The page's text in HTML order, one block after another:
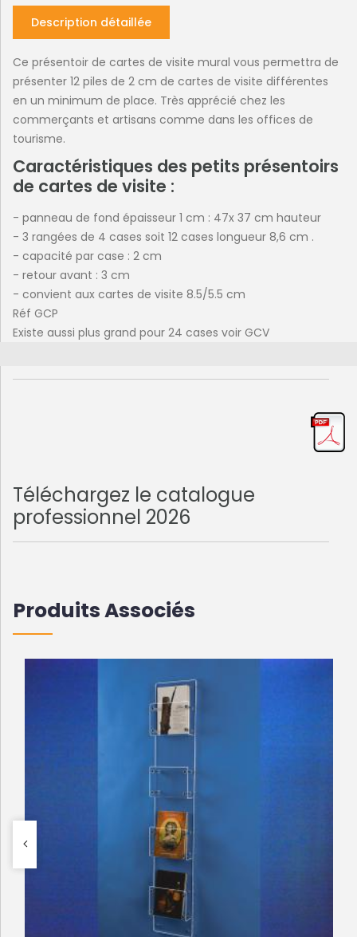
Description détaillée
Ce présentoir de cartes de visite mural vous permettra de
présenter 12 piles de 2 cm de cartes de visite différentes
en un minimum de place. Très apprécié chez les
commerçants et artisans comme dans les offices de
tourisme.
Caractéristiques des petits présentoirs
de cartes de visite :
- panneau de fond épaisseur 1 cm : 47x 37 cm hauteur
- 3 rangées de 4 cases soit 12 cases longueur 8,6 cm .
- capacité par case : 2 cm
- retour avant : 3 cm
- convient aux cartes de visite 8.5/5.5 cm
Réf GCP
Existe aussi plus grand pour 24 cases voir GCV
Téléchargez le catalogue
professionnel 2026
Produits Associés